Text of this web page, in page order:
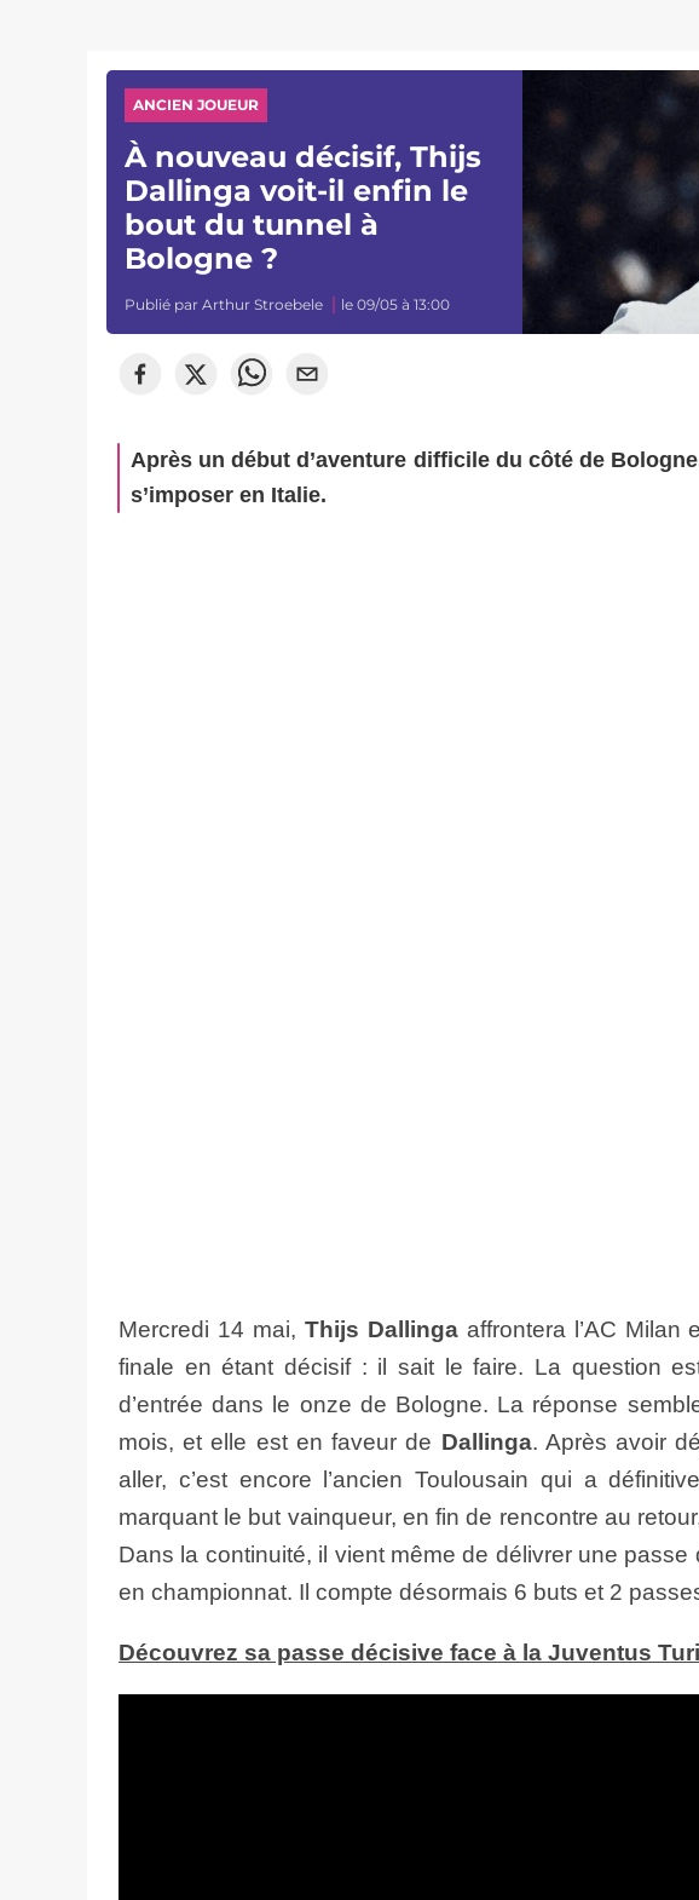
ANCIEN JOUEUR
À nouveau décisif, Thijs
Dallinga voit-il enfin le
bout du tunnel à
Bologne ?
Publié parArthur Stroebele le 09/05 à 13:00
Après un début d’aventure difficile du côté de
s’imposer en Italie.
Mercredi 14 mai, Thijs Dallinga affrontera l’AC Milan
finale en étant décisif : il sait le faire. La question
d’entrée dans le onze de Bologne. La réponse
mois, et elle est en faveur de Dallinga. Après avoir
aller, c’est encore l’ancien Toulousain qui a
marquant le but vainqueur, en fin de rencontre au
Dans la continuité, il vient même de délivrer une
en championnat. Il compte désormais 6 buts et 2
Découvrez sa passe décisive face à la Juventus